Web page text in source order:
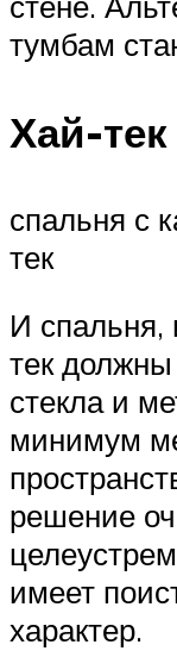
тумбам
Хай-тек
спальня с
тек
И спальня,
тек должны
стекла и
минимум
решение
имеет
характер.